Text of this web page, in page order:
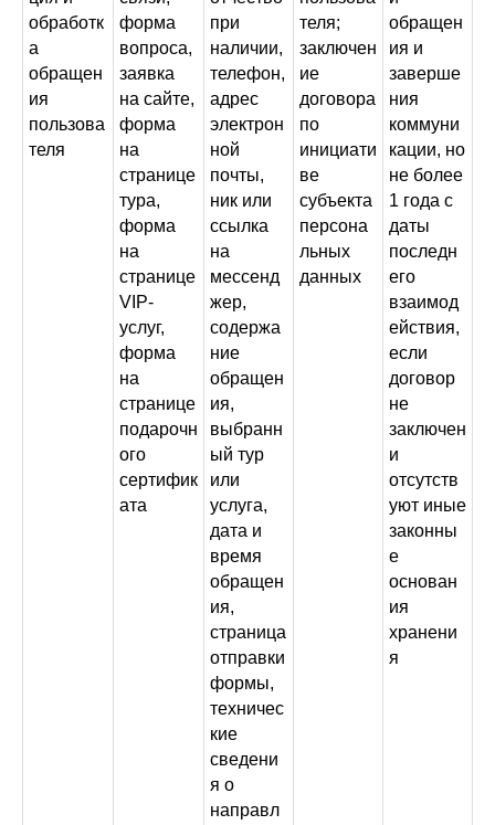
обработк
а
обращен
ия
пользова
теля
форма
вопроса,
заявка
на сайте,
форма
на
странице
тура,
форма
на
странице
VIP-
услуг,
форма
на
странице
подарочн
ого
сертифик
ата
при
наличии,
телефон,
адрес
электрон
ной
почты,
ник или
ссылка
на
мессенд
жер,
содержа
ние
обращен
ия,
выбранн
ый тур
или
услуга,
дата и
время
обращен
ия,
страница
отправки
формы,
техничес
кие
сведени
я о
направл
теля;
заключен
ие
договора
по
инициати
ве
субъекта
персона
льных
данных
обращен
ия и
заверше
ния
коммуни
кации, но
не более
1 года с
даты
последн
его
взаимод
ействия,
если
договор
не
заключен
и
отсутств
уют иные
законны
е
основан
ия
хранени
я